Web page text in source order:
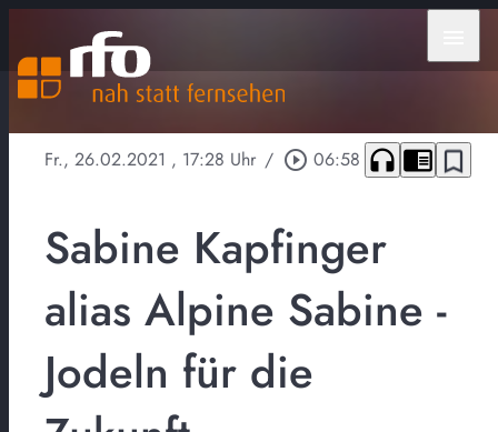
Fr., 26.02.2021 , 17:28 Uhr / play_circle_outline 06:58 headphones chrome_reader_mode bookmark_border
Sabine Kapfinger
alias Alpine Sabine -
Jodeln für die